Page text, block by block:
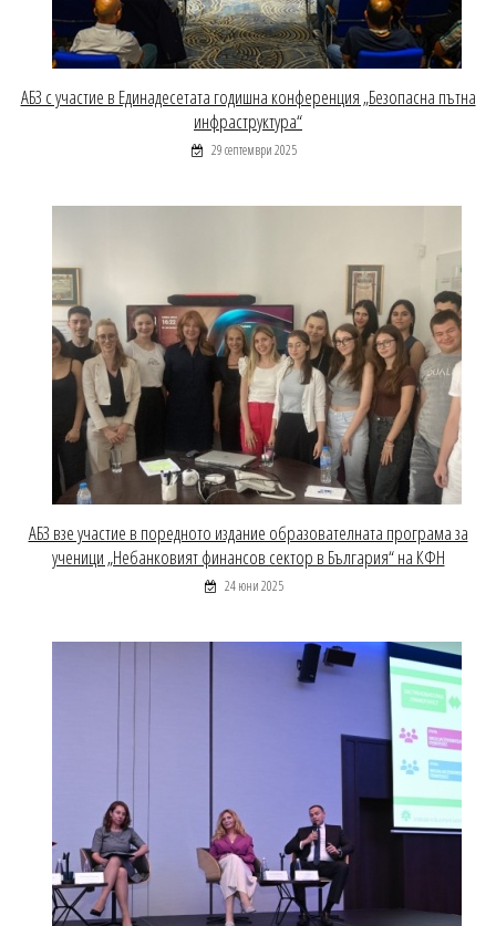
АБЗ с участие в Единадесетата годишна конференция „Безопасна пътна
инфраструктура“
29 септември 2025
АБЗ взе участие в поредното издание образователната програма за
ученици „Небанковият финансов сектор в България“ на КФН
24 юни 2025